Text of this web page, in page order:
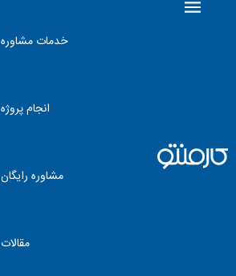
خدمات مشاوره
انجام پروژه
مشاوره رایگان
مقالات